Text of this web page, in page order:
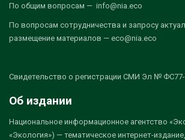
По общим вопросам — info@nia.eco
По вопросам сотрудничества и запросу
размещение материалов — eco@nia.eco
Свидетельство о регистрации СМИ Эл №
Об издании
Национальное информационное агентство
«Экология») — тематическое интернет-